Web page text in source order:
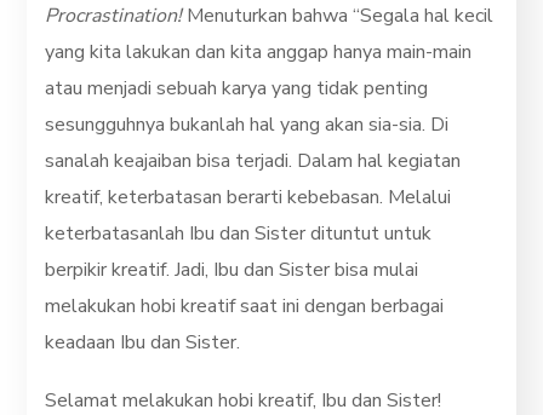
Procrastination!Menuturkan bahwa “Segala hal kecil
yang kita lakukan dan kita anggap hanya main-main
atau menjadi sebuah karya yang tidak penting
sesungguhnya bukanlah hal yang akan sia-sia. Di
sanalah keajaiban bisa terjadi. Dalam hal kegiatan
kreatif, keterbatasan berarti kebebasan. Melalui
keterbatasanlah Ibu dan Sister dituntut untuk
berpikir kreatif. Jadi, Ibu dan Sister bisa mulai
melakukan hobi kreatif saat ini dengan berbagai
keadaan Ibu dan Sister.
Selamat melakukan hobi kreatif, Ibu dan Sister!